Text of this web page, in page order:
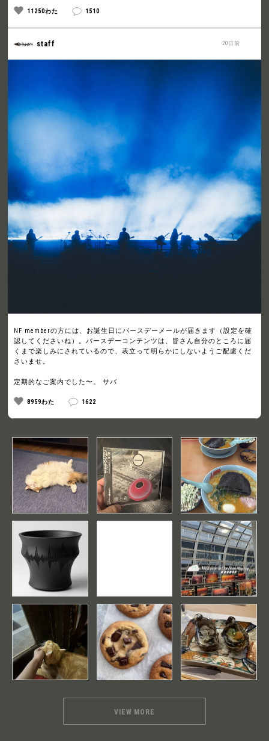
11250わた 1510
20日前
staff
NF memberの方には、お誕生日にバースデーメールが届きます（設定を確
認してくださいね）。バースデーコンテンツは、皆さん自分のところに届
くまで楽しみにされているので、表立って明らかにしないようご配慮くだ
さいませ。
定期的なご案内でした〜。 サバ
8959わた 1622
VIEW MORE